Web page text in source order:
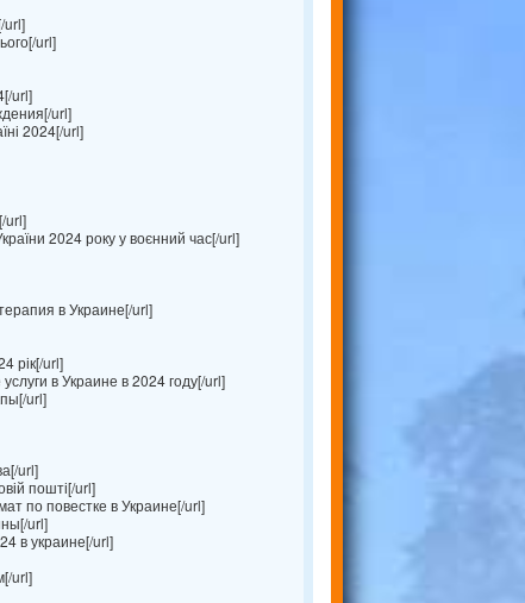
url]
url]
url]
url]
2024[/url]
url]
2024 року у воєнний час[/url]
в Украине[/url]
рік[/url]
в Украине в 2024 году[/url]
url]
url]
пошті[/url]
по повестке в Украине[/url]
url]
в украине[/url]
url]